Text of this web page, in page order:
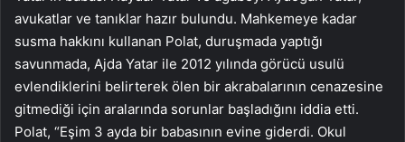
avukatlar ve tanıklar hazır bulundu. Mahkemeye kadar
susma hakkını kullanan Polat, duruşmada yaptığı
savunmada, Ajda Yatar ile 2012 yılında görücü usulü
evlendiklerini belirterek ölen bir akrabalarının cenazesine
gitmediği için aralarında sorunlar başladığını iddia etti.
Polat, “Eşim 3 ayda bir babasının evine giderdi. Okul